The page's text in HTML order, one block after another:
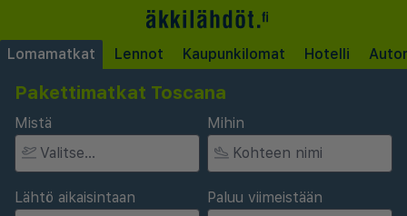
Lomamatkat Lennot Kaupunkilomat Hotelli
Pakettimatkat Toscana
Mistä Mihin
Lähtö aikaisintaan Paluu viimeistään